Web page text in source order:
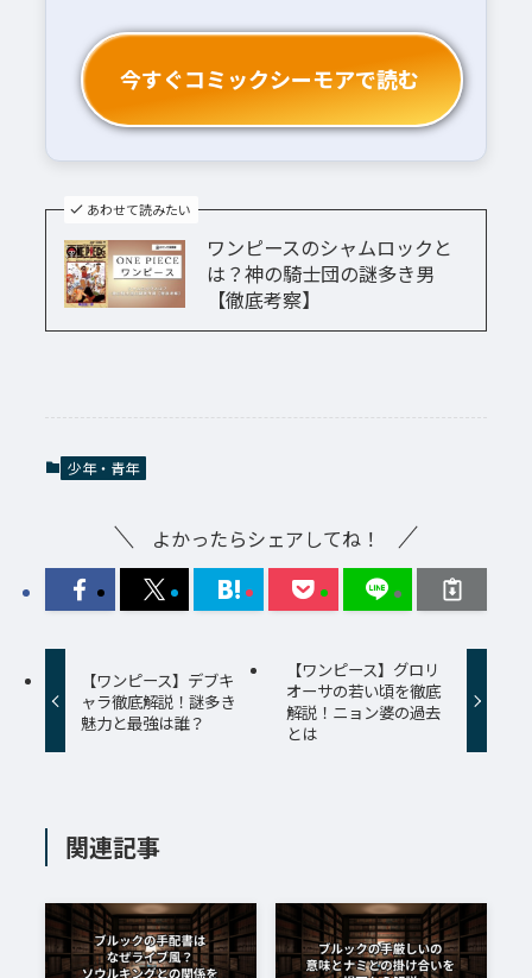
今すぐコミックシーモアで読む
あわせて読みたい
ワンピースのシャムロックと
は？神の騎士団の謎多き男
【徹底考察】
少年・青年
よかったらシェアしてね！
【ワンピース】デブキ
ャラ徹底解説！謎多き
魅力と最強は誰？
【ワンピース】グロリ
オーサの若い頃を徹底
解説！ニョン婆の過去
とは
関連記事